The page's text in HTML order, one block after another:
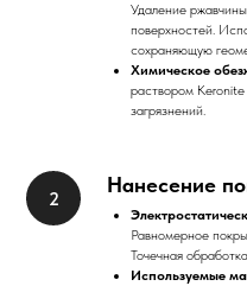
Удаление
поверхностей.
сохраняющую
Химическое
раствором Keronite
загрязнений.
Нанесение
Равномерное
Точечная
Используемые